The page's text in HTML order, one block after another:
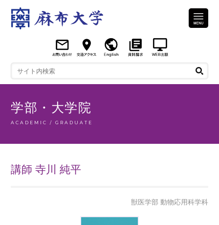
学部・大学院
ACADEMIC / GRADUATE
講師 寺川 純平
獣医学部 動物応用科学科